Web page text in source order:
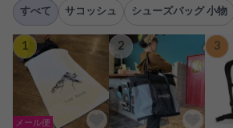
すべて サコッシュ シューズバッグ 小物
1
メール便
2 3